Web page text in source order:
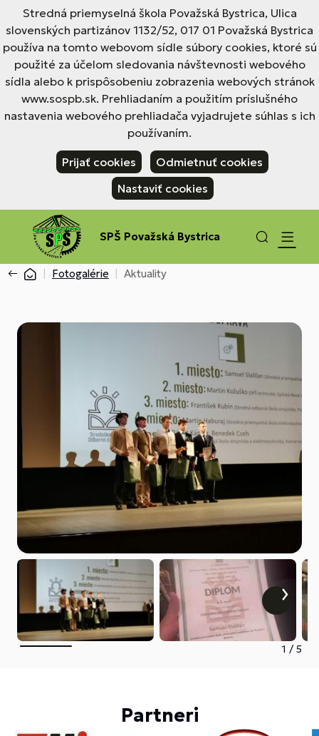
Stredná priemyselná škola Považská Bystrica, Ulica
slovenských partizánov 1132/52, 017 01 Považská Bystrica
používa na tomto webovom sídle súbory cookies, ktoré sú
použité za účelom sledovania návštevnosti webového
sídla alebo k prispôsobeniu zobrazenia webových stránok
www.sospb.sk. Prehliadaním a použitím príslušného
nastavenia webového prehliadača vyjadrujete súhlas s ich
používaním.
Prijať cookies
Odmietnuť cookies
Nastaviť cookies
SPŠ Považská Bystrica
Fotogalérie Aktuality
1 /5
Partneri